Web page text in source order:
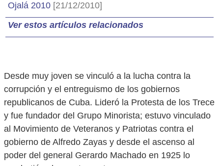
Ojalá 2010 [21/12/2010]
Ver estos artículos relacionados
Desde muy joven se vinculó a la lucha contra la
corrupción y el entreguismo de los gobiernos
republicanos de Cuba. Lideró la Protesta de los Trece
y fue fundador del Grupo Minorista; estuvo vinculado
al Movimiento de Veteranos y Patriotas contra el
gobierno de Alfredo Zayas y desde el ascenso al
poder del general Gerardo Machado en 1925 lo